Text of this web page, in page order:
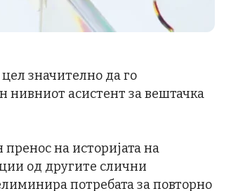
значително да го
асистент за вештачка
на историјата на
од другите слични
потребата за повторно